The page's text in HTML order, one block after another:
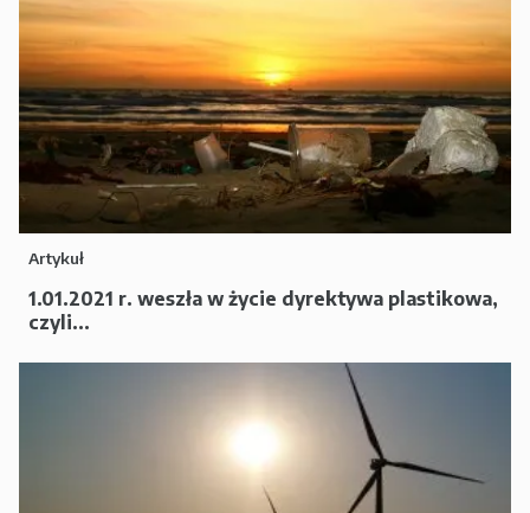
Artykuł
1.01.2021 r. weszła w życie dyrektywa plastikowa,
czyli...